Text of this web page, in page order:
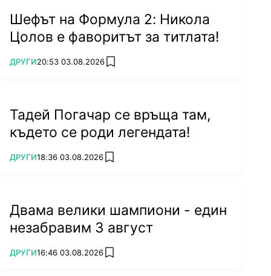
Шефът на Формула 2: Никола
Цолов е фаворитът за титлата!
ПОВЕЧЕ ОТ
ДРУГИ20:53 03.08.2026 add favorites
Тадей Погачар се връща там,
където се роди легендата!
ПОВЕЧЕ ОТ
ДРУГИ18:36 03.08.2026 add favorites
Двама велики шампиони - един
незабравим 3 август
ПОВЕЧЕ ОТ
ДРУГИ16:46 03.08.2026 add favorites